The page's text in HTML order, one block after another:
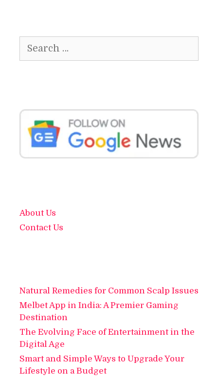
for:
About Us
Contact Us
Natural Remedies for Common Scalp Issues
Melbet App in India: A Premier Gaming
Destination
The Evolving Face of Entertainment in the
Digital Age
Smart and Simple Ways to Upgrade Your
Lifestyle on a Budget